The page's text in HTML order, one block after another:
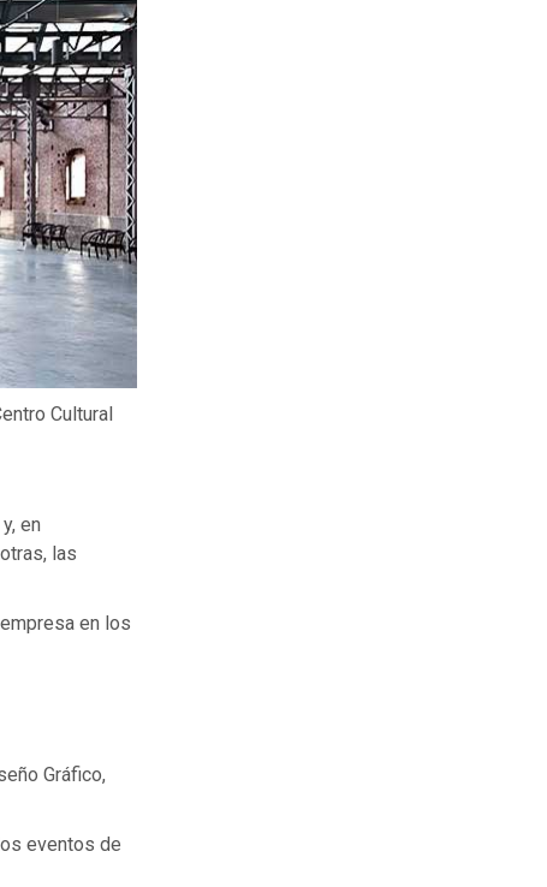
Cultural
en
las
en los
Gráfico,
eventos de